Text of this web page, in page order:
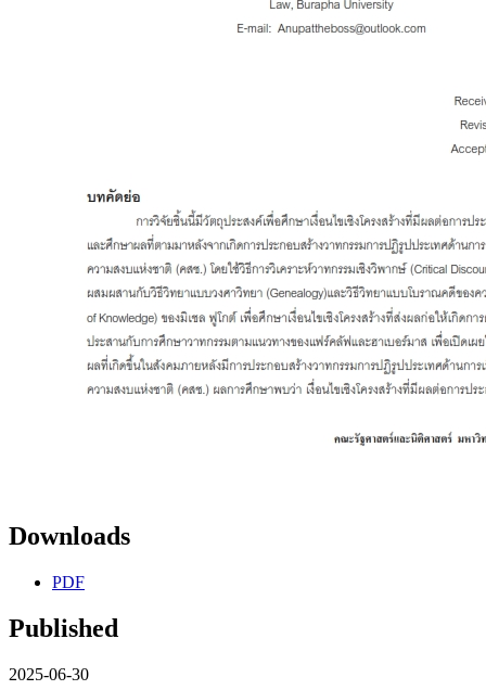
Downloads
PDF
Published
2025-06-30